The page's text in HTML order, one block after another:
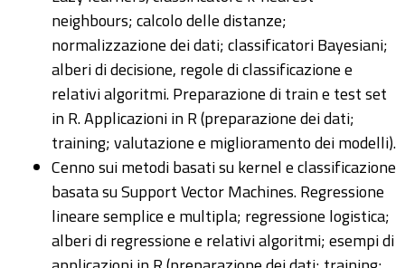
neighbours; calcolo delle distanze;
normalizzazione dei dati; classificatori Bayesiani;
alberi di decisione, regole di classificazione e
relativi algoritmi. Preparazione di train e test set
in R. Applicazioni in R (preparazione dei dati;
training; valutazione e miglioramento dei modelli).
Cenno sui metodi basati su kernel e classificazione
basata su Support Vector Machines. Regressione
lineare semplice e multipla; regressione logistica;
alberi di regressione e relativi algoritmi; esempi di